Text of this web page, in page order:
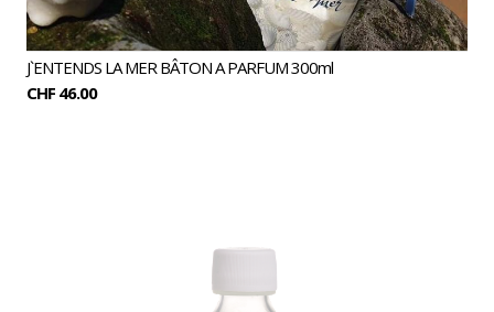
J`ENTENDS LA MER BÂTON A PARFUM 300ml
CHF 46.00